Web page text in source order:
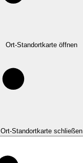
Ort-Standortkarte öffnen
Ort-Standortkarte schließen